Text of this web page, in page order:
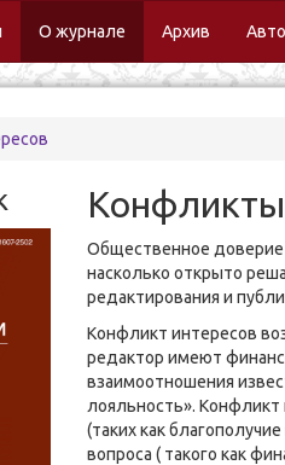
О журнале (current)
Архив
Общественное доверие
насколько открыто
редактирования и
Конфликт интересов
редактор имеют
взаимоотношения
лояльность». Конфликт
(таких как
вопроса ( такого как